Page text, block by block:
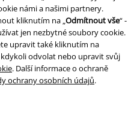
námi a našimi partnery.
kliknutím na „Odmítnout vše“ -
jen nezbytné soubory cookie.
upravit také kliknutím na
odvolat nebo upravit svůj
. Další informace o ochraně
ochrany osobních údajů.
prostředí